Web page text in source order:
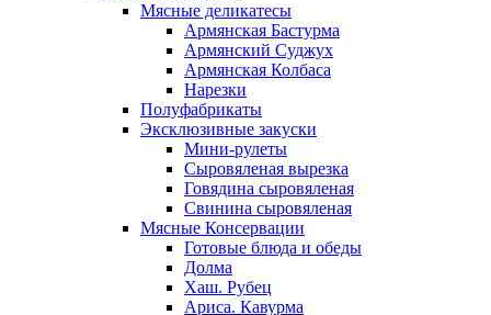
Мясные деликатесы
Армянская Бастурма
Армянский Суджух
Армянская Колбаса
Нарезки
Полуфабрикаты
Эксклюзивные закуски
Мини-рулеты
Сыровяленая вырезка
Говядина сыровяленая
Свинина сыровяленая
Мясные Консервации
Готовые блюда и обеды
Долма
Хаш. Рубец
Ариса. Кавурма